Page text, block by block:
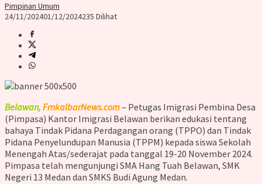
Pimpinan Umum
24/11/202401/12/2024235 Dilihat
Belawan, FrnkalbarNews.com– Petugas Imigrasi Pembina Desa
(Pimpasa) Kantor Imigrasi Belawan berikan edukasi tentang
bahaya Tindak Pidana Perdagangan orang (TPPO) dan Tindak
Pidana Penyelundupan Manusia (TPPM) kepada siswa Sekolah
Menengah Atas/sederajat pada tanggal 19-20 November 2024.
Pimpasa telah mengunjungi SMA Hang Tuah Belawan, SMK
Negeri 13 Medan dan SMKS Budi Agung Medan.